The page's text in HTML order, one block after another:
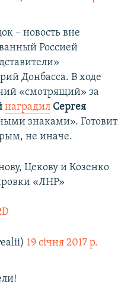
– новость вне
Россией
Донбасса. В ходе
«смотрящий» за
наградил Сергея
знаками». Готовит
не иначе.
Цекову и Козенко
«ЛНР»
19 січня 2017 р.